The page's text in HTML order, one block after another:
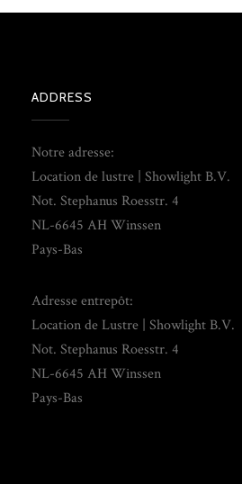
ADDRESS
Notre adresse:
Location de lustre | Showlight B.V.
Not. Stephanus Roesstr. 4
NL-6645 AH Winssen
Pays-Bas
Adresse entrepôt:
Location de Lustre | Showlight B.V.
Not. Stephanus Roesstr. 4
NL-6645 AH Winssen
Pays-Bas